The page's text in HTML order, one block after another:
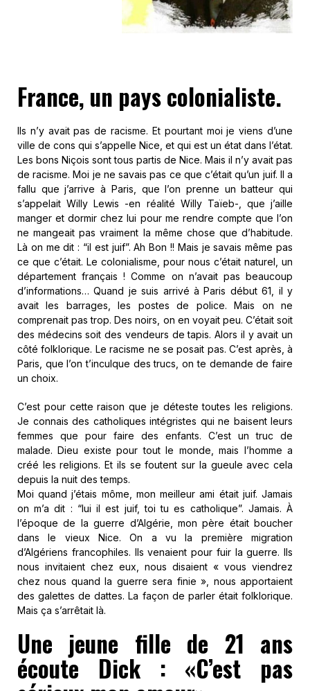
France, un pays colonialiste.
Ils n’y avait pas de racisme. Et pourtant moi je viens d’une
ville de cons qui s’appelle Nice, et qui est un état dans l’état.
Les bons Niçois sont tous partis de Nice. Mais il n’y avait pas
de racisme. Moi je ne savais pas ce que c’était qu’un juif. Il a
fallu que j’arrive à Paris, que l’on prenne un batteur qui
s’appelait Willy Lewis -en réalité Willy Taïeb-, que j’aille
manger et dormir chez lui pour me rendre compte que l’on
ne mangeait pas vraiment la même chose que d’habitude.
Là on me dit : “il est juif”. Ah Bon !! Mais je savais même pas
ce que c’était. Le colonialisme, pour nous c’était naturel, un
département français ! Comme on n’avait pas beaucoup
d’informations… Quand je suis arrivé à Paris début 61, il y
avait les barrages, les postes de police. Mais on ne
comprenait pas trop. Des noirs, on en voyait peu. C’était soit
des médecins soit des vendeurs de tapis. Alors il y avait un
côté folklorique. Le racisme ne se posait pas. C’est après, à
Paris, que l’on t’inculque des trucs, on te demande de faire
un choix.
C’est pour cette raison que je déteste toutes les religions.
Je connais des catholiques intégristes qui ne baisent leurs
femmes que pour faire des enfants. C’est un truc de
malade. Dieu existe pour tout le monde, mais l’homme a
créé les religions. Et ils se foutent sur la gueule avec cela
depuis la nuit des temps.
Moi quand j’étais môme, mon meilleur ami était juif. Jamais
on m’a dit : “lui il est juif, toi tu es catholique”. Jamais. À
l’époque de la guerre d’Algérie, mon père était boucher
dans le vieux Nice. On a vu la première migration
d’Algériens francophiles. Ils venaient pour fuir la guerre. Ils
nous invitaient chez eux, nous disaient « vous viendrez
chez nous quand la guerre sera finie », nous apportaient
des galettes de dattes. La façon de parler était folklorique.
Mais ça s’arrêtait là.
Une jeune fille de 21 ans
écoute Dick : «C’est pas